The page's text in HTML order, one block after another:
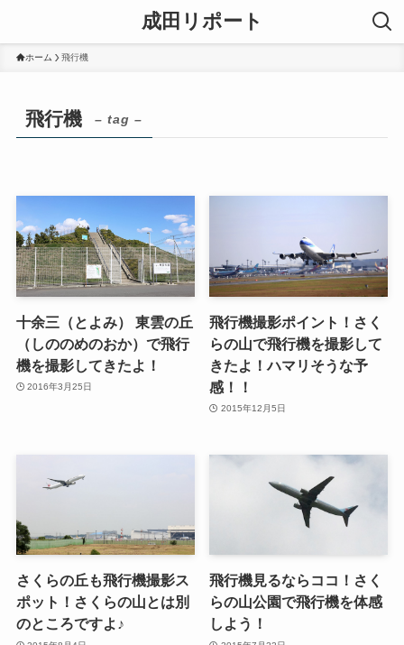
成田リポート
ホーム 飛行機
飛行機 – tag –
十余三（とよみ） 東雲の丘
（しののめのおか）で飛行
機を撮影してきたよ！
2016年3月25日
飛行機撮影ポイント！さく
らの山で飛行機を撮影して
きたよ！ハマリそうな予
感！！
2015年12月5日
さくらの丘も飛行機撮影ス
ポット！さくらの山とは別
のところですよ♪
飛行機見るならココ！さく
らの山公園で飛行機を体感
しよう！